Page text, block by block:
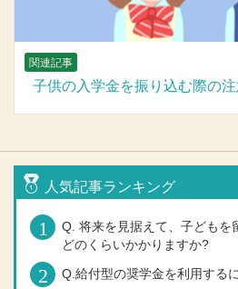
関連記事
子供の入学金を振り込む際の
人気記事ランキング
Q. 将来を見据えて、子どもを
どのくらいかかりますか?
Q.給付型の奨学金を利用する